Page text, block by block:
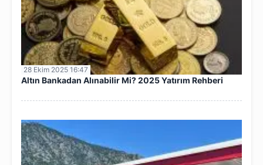
28 Ekim 2025 16:47
Altın Bankadan Alınabilir Mi? 2025 Yatırım Rehberi